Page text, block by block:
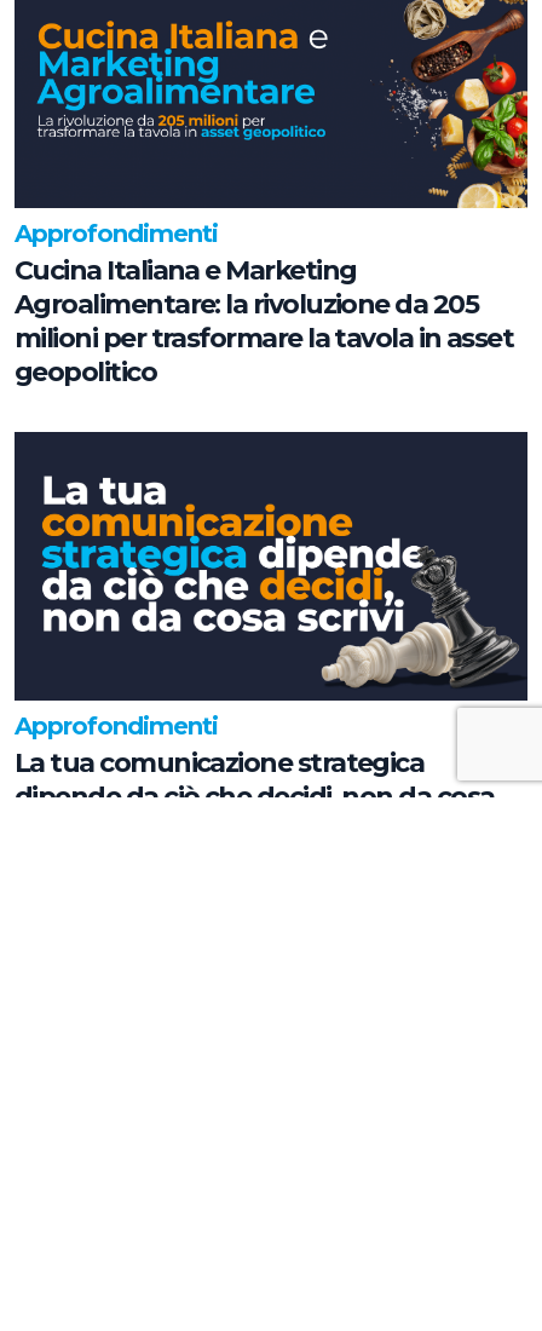
Approfondimenti
Cucina Italiana e Marketing
Agroalimentare: la rivoluzione da 205
milioni per trasformare la tavola in asset
geopolitico
Approfondimenti
La tua comunicazione strategica
dipende da ciò che decidi, non da cosa